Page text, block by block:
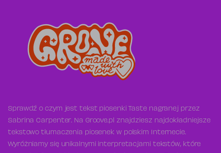
Sprawdź o czym jest tekst piosenki Taste nagranej przez
Sabrina Carpenter. Na Groove.pl znajdziesz najdokładniejsze
tekstowo tłumaczenia piosenek w polskim Internecie.
Wyróżniamy się unikalnymi interpretacjami tekstów, które